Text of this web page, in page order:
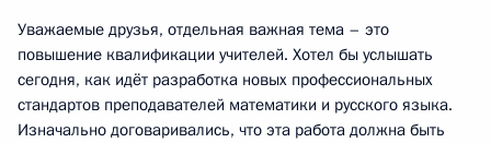
Уважаемые друзья, отдельная важная тема – это
повышение квалификации учителей. Хотел бы услышать
сегодня, как идёт разработка новых профессиональных
стандартов преподавателей математики и русского языка.
Изначально договаривались, что эта работа должна быть